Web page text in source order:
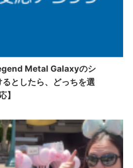
Metal Galaxyのシ
るとしたら、どっちを選
】